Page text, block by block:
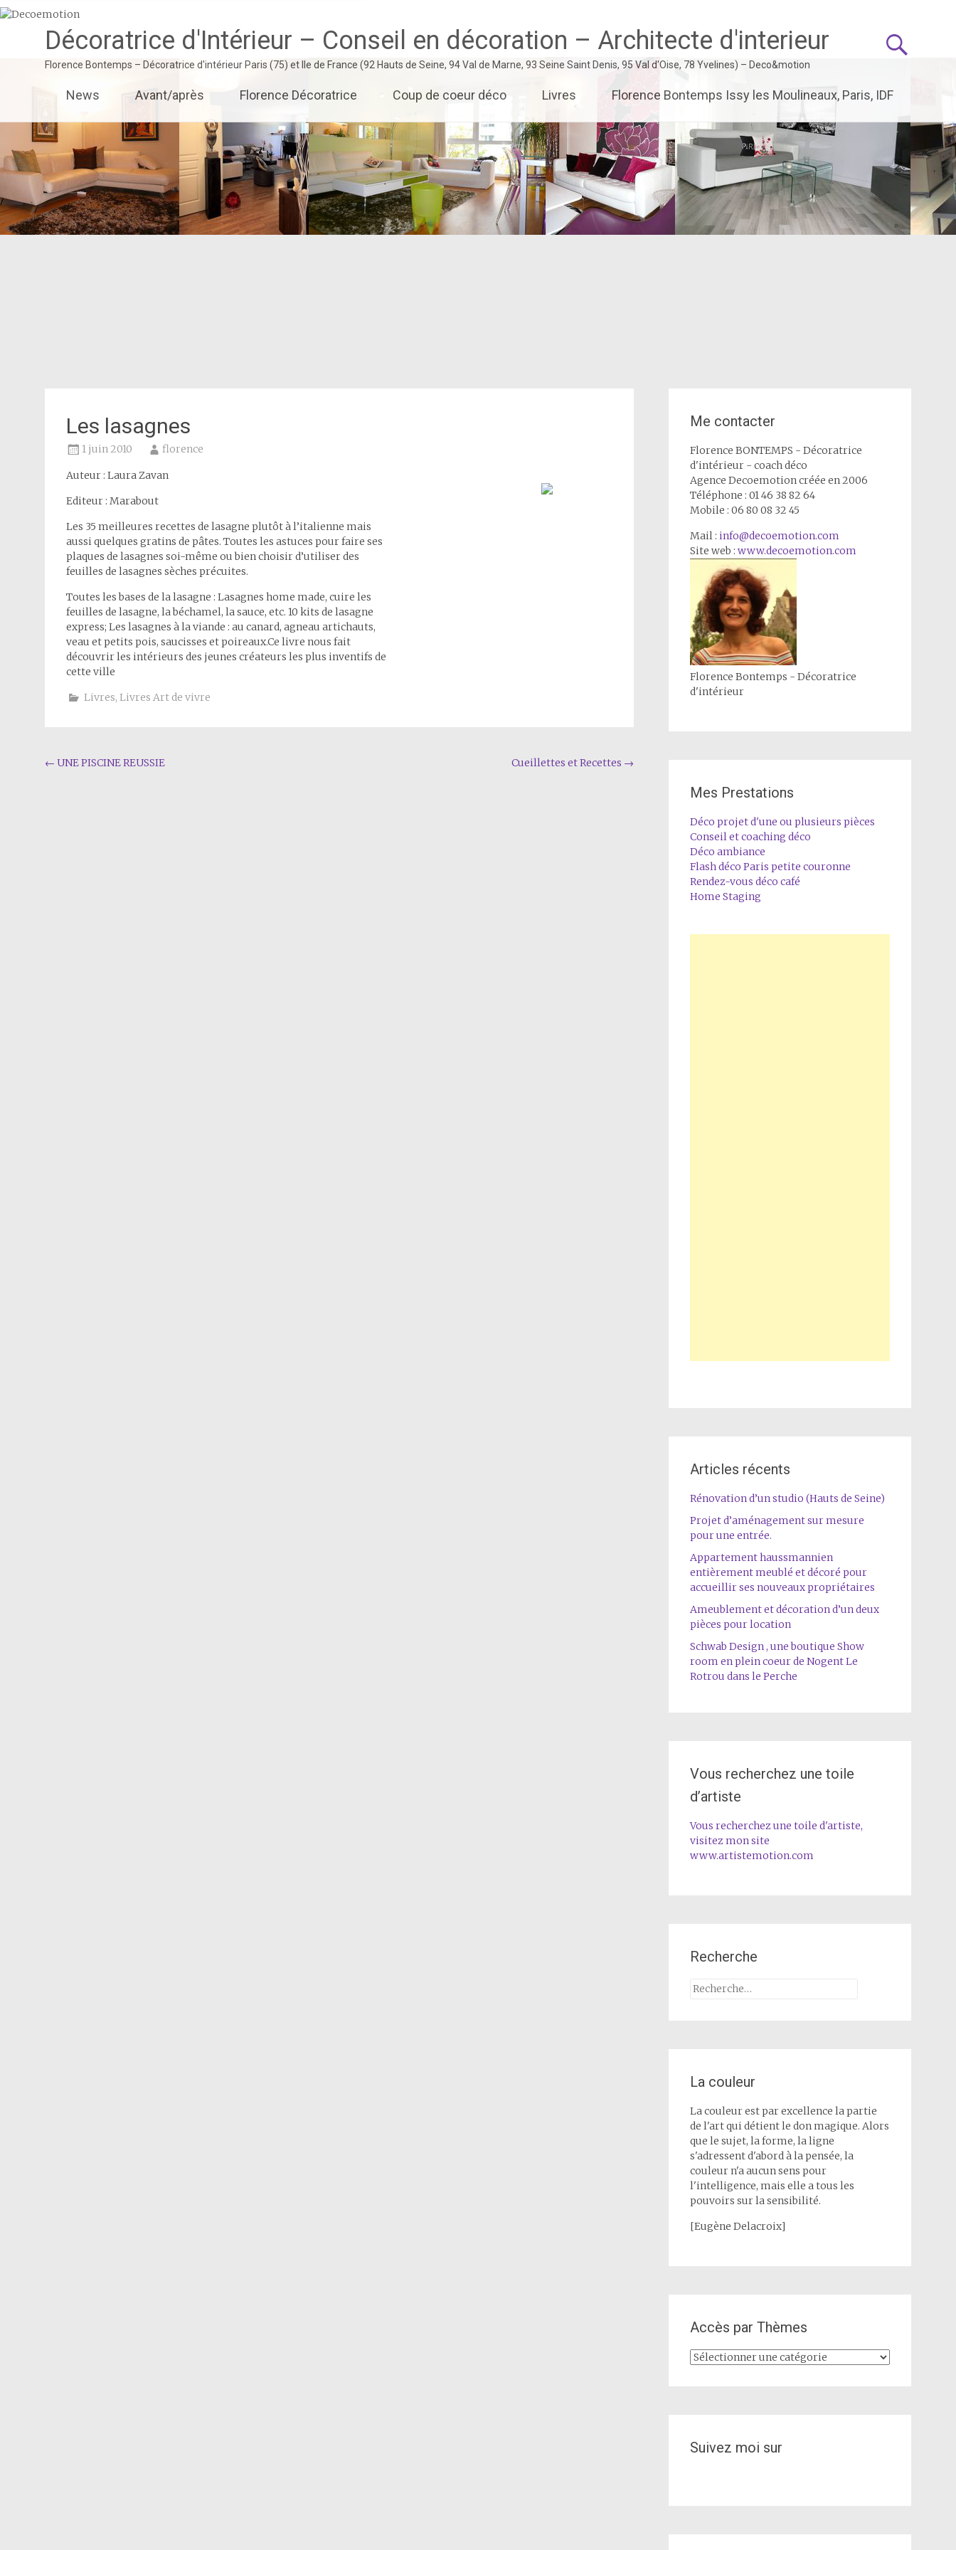
Décoratrice d'Intérieur – Conseil en décoration – Architecte d'interieur
Florence Bontemps – Décoratrice d'intérieur Paris (75) et Ile de France (92 Hauts de Seine, 94 Val de Marne, 93 Seine Saint Denis, 95 Val d'Oise, 78 Yvelines) – Deco&motion
au
principal
News Avant/après Florence Décoratrice Coup de coeur déco Livres Florence Bontemps Issy les Moulineaux, Paris, IDF
Les lasagnes
1 juin 2010 florence
Auteur : Laura Zavan
Editeur : Marabout
Les 35 meilleures recettes de lasagne plutôt à l’italienne mais
aussi quelques gratins de pâtes. Toutes les astuces pour faire ses
plaques de lasagnes soi-même ou bien choisir d’utiliser des
feuilles de lasagnes sèches précuites.
Toutes les bases de la lasagne : Lasagnes home made, cuire les
feuilles de lasagne, la béchamel, la sauce, etc. 10 kits de lasagne
express; Les lasagnes à la viande : au canard, agneau artichauts,
veau et petits pois, saucisses et poireaux.Ce livre nous fait
découvrir les intérieurs des jeunes créateurs les plus inventifs de
cette ville
Livres, Livres Art de vivre
Navigation
← UNE PISCINE REUSSIE Cueillettes et Recettes →
Me contacter
Florence BONTEMPS - Décoratrice
d'intérieur - coach déco
Agence Decoemotion créée en 2006
Téléphone : 01 46 38 82 64
Mobile : 06 80 08 32 45
Mail : info@decoemotion.com
Site web : www.decoemotion.com
Florence Bontemps - Décoratrice
d'intérieur
Mes Prestations
Déco projet d'une ou plusieurs pièces
Conseil et coaching déco
Déco ambiance
Flash déco Paris petite couronne
Rendez-vous déco café
Home Staging
Articles récents
Rénovation d’un studio (Hauts de Seine)
Projet d’aménagement sur mesure
pour une entrée.
Appartement haussmannien
entièrement meublé et décoré pour
accueillir ses nouveaux propriétaires
Ameublement et décoration d’un deux
pièces pour location
Schwab Design , une boutique Show
room en plein coeur de Nogent Le
Rotrou dans le Perche
Vous recherchez une toile
d’artiste
Vous recherchez une toile d'artiste,
visitez mon site
www.artistemotion.com
Recherche
Rechercher :
La couleur
La couleur est par excellence la partie
de l'art qui détient le don magique. Alors
que le sujet, la forme, la ligne
s'adressent d'abord à la pensée, la
couleur n'a aucun sens pour
l'intelligence, mais elle a tous les
pouvoirs sur la sensibilité.
[Eugène Delacroix]
Accès par Thèmes
Accès
Suivez moi sur